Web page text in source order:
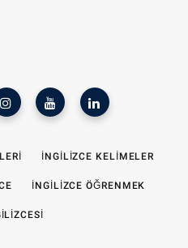
İNGILIZCE KELIMELER
İNGILIZCE ÖĞRENMEK